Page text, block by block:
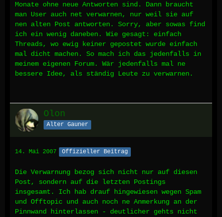
Monate ohne neue Antworten sind. Dann braucht
man User auch net verwarnen, nur weil sie auf
nen alten Post antworten. Sorry, aber sowas find
ich ein wenig daneben. Wie gesagt: einfach
Threads, wo ewig keiner gepostet wurde einfach
mal dicht machen. So mach ich das jedenfalls in
meinem eigenen Forum. Wär jedenfalls mal ne
bessere Idee, als ständig Leute zu verwarnen.
Olon
Alter Gauner
14. Mai 2007 Offizieller Beitrag
Die Verwarnung bezog sich nicht nur auf diesen
Post, sondern auf die letzten Postings
insgesamt. Ich hab drauf hingewiesen wegen Spam
und Offtopic und auch noch ne Anmerkung an der
Pinnwand hinterlassen - deutlicher gehts nicht